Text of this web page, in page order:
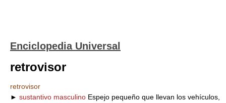
Enciclopedia Universal
retrovisor
retrovisor
► sustantivo masculino Espejo pequeño que llevan los vehículos,